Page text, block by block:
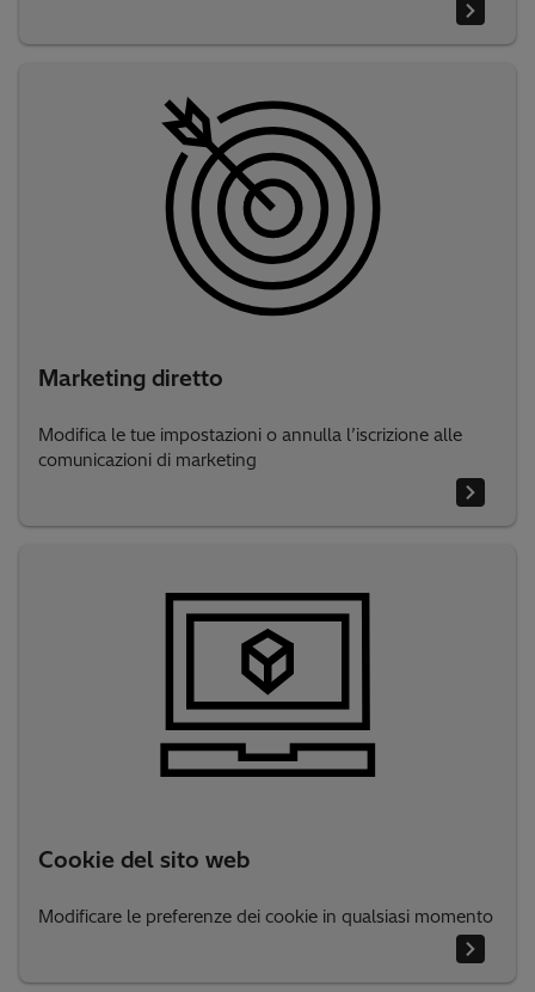
Marketing diretto
Modifica le tue impostazioni o annulla l’iscrizione alle
comunicazioni di marketing
Cookie del sito web
Modificare le preferenze dei cookie in qualsiasi momento